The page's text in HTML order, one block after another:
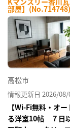
部屋】(No.714748)
高松市
情報更新日 2026/08/
【Wi-Fi無料・オ
る洋室10帖 ７日